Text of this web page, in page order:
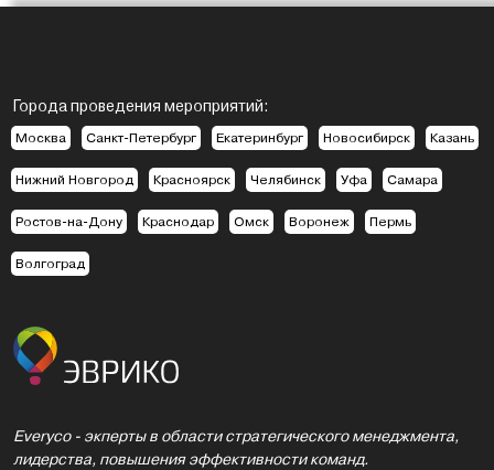
Города проведения мероприятий:
Москва Санкт-Петербург Екатеринбург Новосибирск Казань
Нижний Новгород Красноярск Челябинск Уфа Самара
Ростов-на-Дону Краснодар Омск Воронеж Пермь
Волгоград
Everyco - экперты в области стратегического менеджмента,
лидерства, повышения эффективности команд.